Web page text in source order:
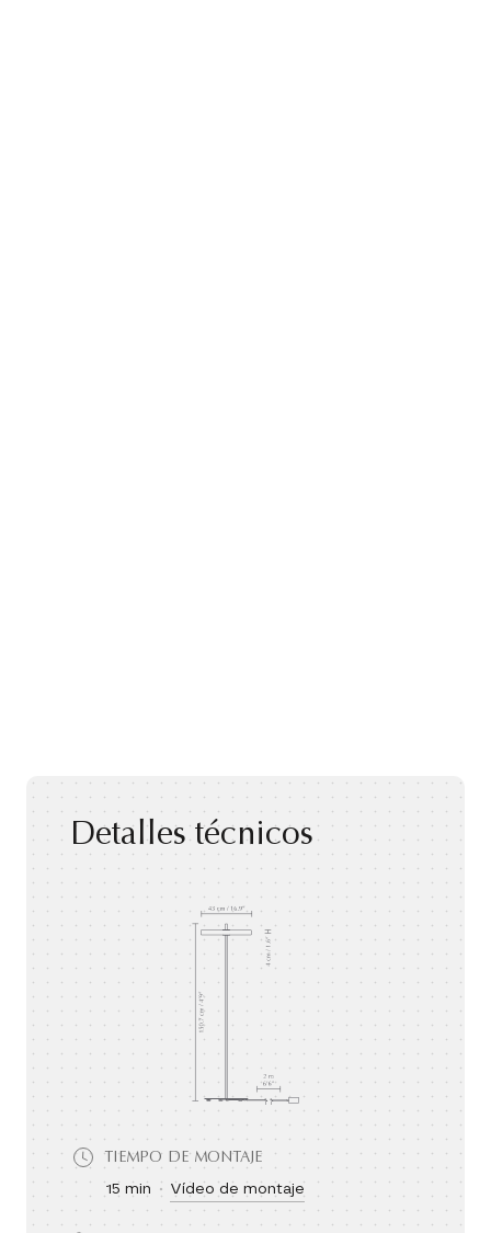
Detalles técnicos
TIEMPO DE MONTAJE
15 min
Vídeo de montaje